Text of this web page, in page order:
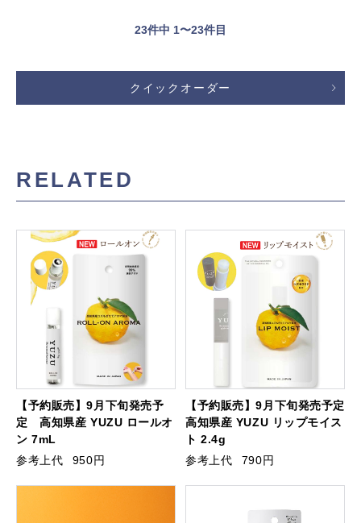
23件中 1〜23件目
クイックオーダー
RELATED
【予約販売】9月下旬発売予
定 高知県産 YUZU ロールオ
ン 7mL
参考上代
950円
【予約販売】9月下旬発売予定
高知県産 YUZU リップモイス
ト 2.4g
参考上代
790円